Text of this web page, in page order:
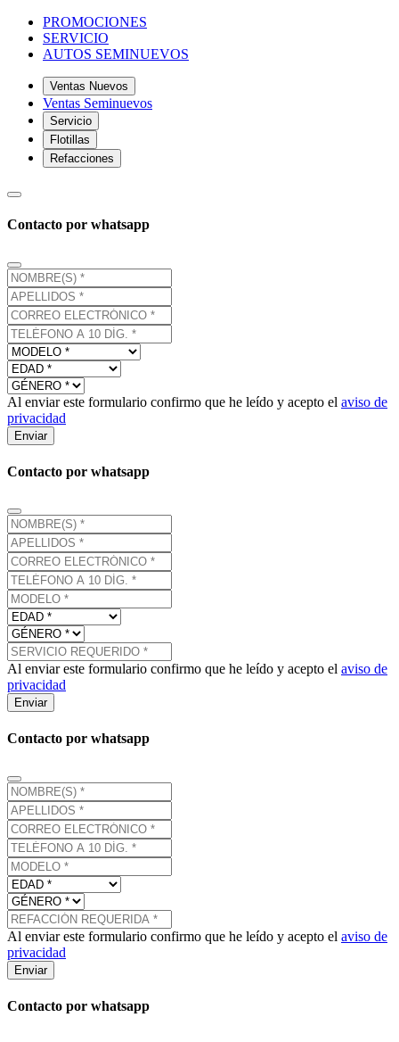
PROMOCIONES
SERVICIO
AUTOS SEMINUEVOS
Ventas Nuevos
Ventas Seminuevos
Servicio
Flotillas
Refacciones
Contacto por whatsapp
Al enviar este formulario confirmo que he leído y acepto el aviso de
privacidad
Enviar
Contacto por whatsapp
Al enviar este formulario confirmo que he leído y acepto el aviso de
privacidad
Enviar
Contacto por whatsapp
Al enviar este formulario confirmo que he leído y acepto el aviso de
privacidad
Enviar
Contacto por whatsapp